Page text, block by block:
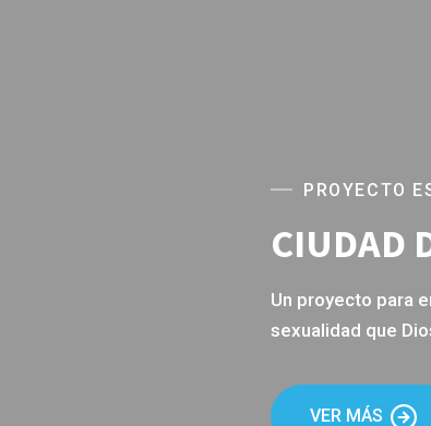
CIUDAD DEL SEXO
Un proyecto para enseñar sobre el diseño perfecto
sexualidad que Dios creo para todos.